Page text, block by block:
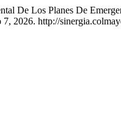
De Los Planes De
2026. http://